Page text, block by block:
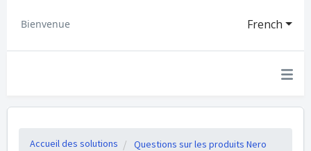
French
Bienvenue
Accueil des solutions Questions sur les produits Nero